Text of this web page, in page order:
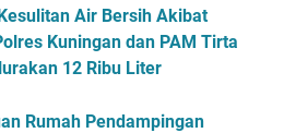
Air Bersih Akibat
Kuningan dan PAM Tirta
12 Ribu Liter
Rumah Pendampingan